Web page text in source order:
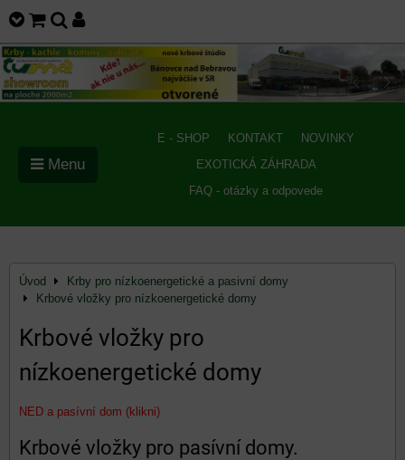
E - SHOP KONTAKT
NOVINKY
EXOTICKÁ ZÁHRADA
FAQ - otázky a odpovede
Menu
Úvod
Krby pro nízkoenergetické a pasivní domy
Krbové vložky pro nízkoenergetické domy
Krbové vložky pro
nízkoenergetické domy
NED a pasívní dom (klikni)
Krbové vložky pro pasívní domy.